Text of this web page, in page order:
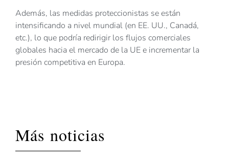
Además, las medidas proteccionistas se están
intensificando a nivel mundial (en EE. UU., Canadá,
etc.), lo que podría redirigir los flujos comerciales
globales hacia el mercado de la UE e incrementar la
presión competitiva en Europa.
Más noticias